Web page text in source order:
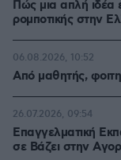
Πώς μια απλή ιδέα
ρομποτικής στην
Από μαθητής,
06.08.2026, 10:52
Επαγγελματική
σε Bάζει στην
26.07.2026, 09:54